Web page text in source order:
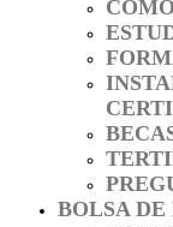
BOLSA